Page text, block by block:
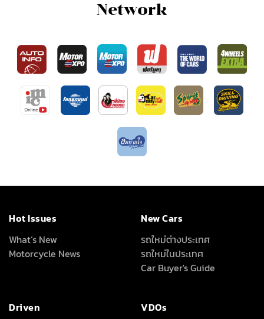
Network
Hot Issues
What’s New
Motorcycle News
New Cars
รถใหม่ต่างประเทศ
รถใหม่ในประเทศ
Car Buyer's Guide
Driven
VDOs